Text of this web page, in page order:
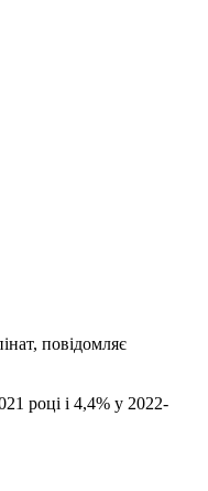
повідомляє
році і 4,4% у 2022-